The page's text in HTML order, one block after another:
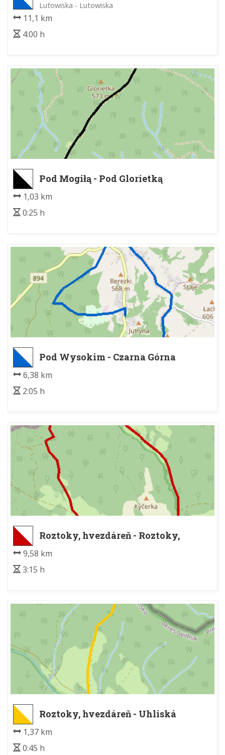
Lutowiska - Lutowiska
11,1 km
4:00 h
Pod Mogiłą - Pod Glorietką
1,03 km
0:25 h
Pod Wysokim - Czarna Górna
Kopalnia
6,38 km
2:05 h
Roztoky, hvezdáreň - Roztoky,
hvezdáreň
9,58 km
3:15 h
Roztoky, hvezdáreň - Uhliská
1,37 km
0:45 h